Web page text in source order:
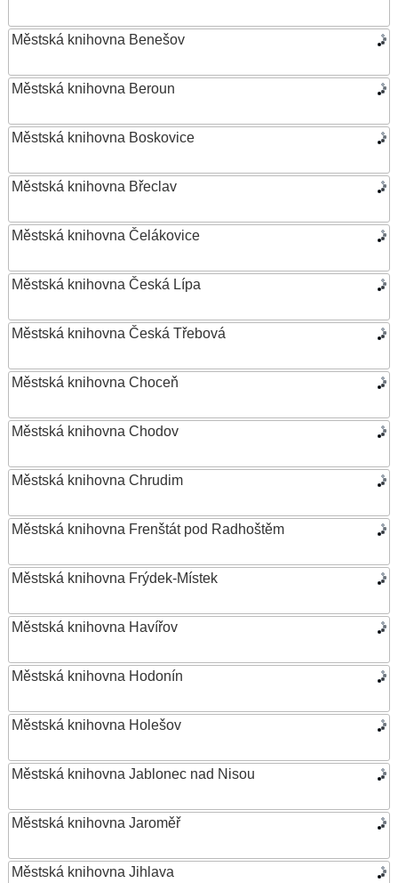
Městská knihovna Benešov
Městská knihovna Beroun
Městská knihovna Boskovice
Městská knihovna Břeclav
Městská knihovna Čelákovice
Městská knihovna Česká Lípa
Městská knihovna Česká Třebová
Městská knihovna Choceň
Městská knihovna Chodov
Městská knihovna Chrudim
Městská knihovna Frenštát pod Radhoštěm
Městská knihovna Frýdek-Místek
Městská knihovna Havířov
Městská knihovna Hodonín
Městská knihovna Holešov
Městská knihovna Jablonec nad Nisou
Městská knihovna Jaroměř
Městská knihovna Jihlava